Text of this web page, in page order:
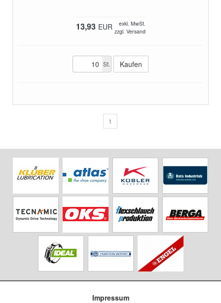
13,93 EUR
exkl. MwSt.
zzgl. Versand
St.
1
Impressum